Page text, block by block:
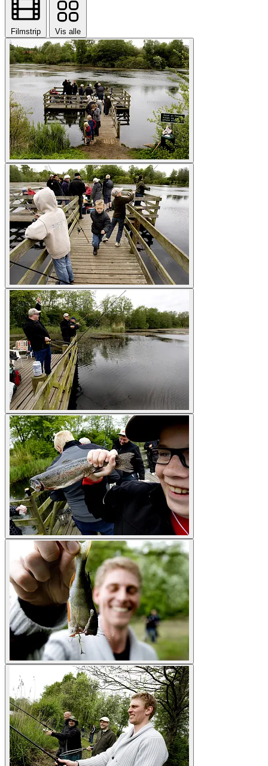
Filmstrip Vis alle